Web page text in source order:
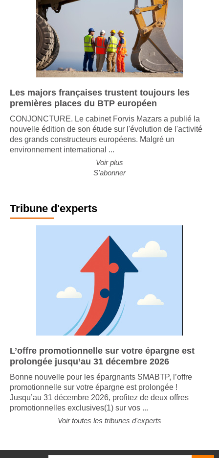
Les majors françaises trustent toujours les
premières places du BTP européen
CONJONCTURE. Le cabinet Forvis Mazars a publié la
nouvelle édition de son étude sur l'évolution de l'activité
des grands constructeurs européens. Malgré un
Voir plus
Tribune d'experts
L’offre promotionnelle sur votre épargne est
prolongée jusqu’au 31 décembre 2026
Bonne nouvelle pour les épargnants SMABTP, l’offre
promotionnelle sur votre épargne est prolongée !
Jusqu’au 31 décembre 2026, profitez de deux offres